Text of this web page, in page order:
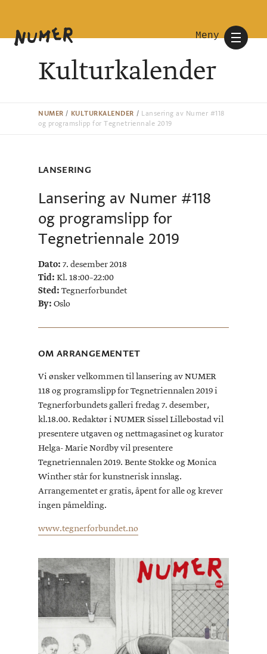
Meny
Kulturkalender
NUMER / KULTURKALENDER / Lansering av Numer #118
og programslipp for Tegnetriennale 2019
LANSERING
Lansering av Numer #118
og programslipp for
Tegnetriennale 2019
Dato: 7. desember 2018
Tid: Kl. 18:00–22:00
Sted: Tegnerforbundet
By: Oslo
OM ARRANGEMENTET
Vi ønsker velkommen til lansering av NUMER
118 og programslipp for Tegnetriennalen 2019 i
Tegnerforbundets galleri fredag 7. desember,
kl.18.00. Redaktør i NUMER Sissel Lillebostad vil
presentere utgaven og nettmagasinet og kurator
Helga- Marie Nordby vil presentere
Tegnetriennalen 2019. Bente Stokke og Monica
Winther står for kunstnerisk innslag.
Arrangementet er gratis, åpent for alle og krever
ingen påmelding.
www.tegnerforbundet.no